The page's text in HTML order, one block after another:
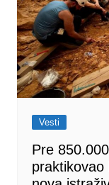
Vesti
Pre
praktikovao